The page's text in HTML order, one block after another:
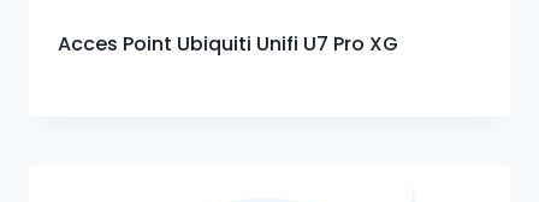
Acces Point Ubiquiti Unifi U7 Pro XG